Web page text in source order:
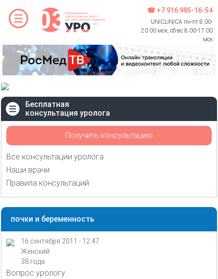
☎ +7 916 985-16-54
UNICLINICA пн-пт 8:00-
20:00 мск, сб-вс 8:00-17:00
мск
Бесплатная
консультация уролога
Получить консультацию
Все консультации уролога
Наши врачи
Правила консультаций
почки и беременность
16 сентября 2011 - 12:47
Женский
38 года
Вопрос урологу.